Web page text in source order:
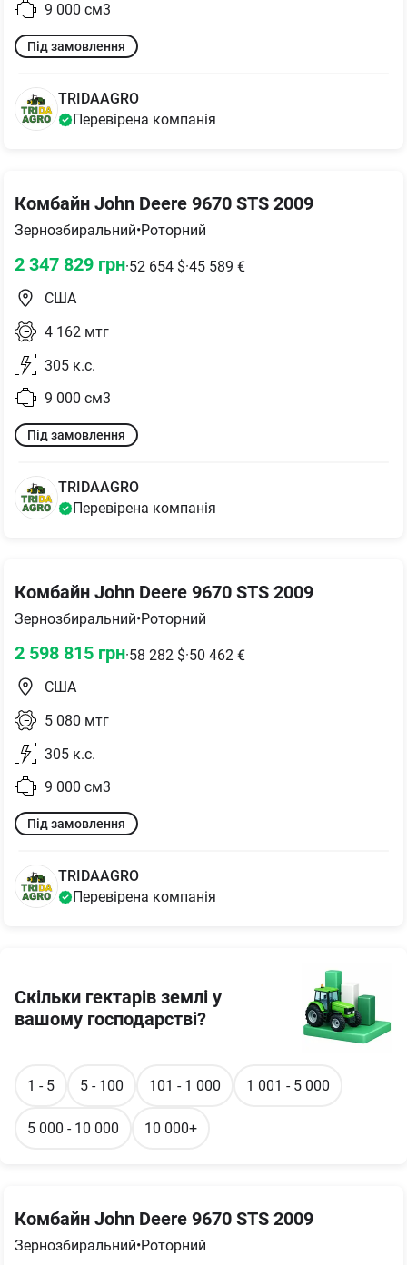
9 000 см3
Під замовлення
TRIDAAGRO
Перевірена компанія
Комбайн John Deere 9670 STS 2009
Зернозбиральний•Роторний
2 347 829 грн·52 654 $·45 589 €
США
4 162 мтг
305 к.с.
9 000 см3
Під замовлення
TRIDAAGRO
Перевірена компанія
Комбайн John Deere 9670 STS 2009
Зернозбиральний•Роторний
2 598 815 грн·58 282 $·50 462 €
США
5 080 мтг
305 к.с.
9 000 см3
Під замовлення
TRIDAAGRO
Перевірена компанія
Комбайн John Deere 9670 STS 2009
Зернозбиральний•Роторний
Скільки гектарів землі у
вашому господарстві?
1 - 5 5 - 100 101 - 1 000 1 001 - 5 000
5 000 - 10 000 10 000+